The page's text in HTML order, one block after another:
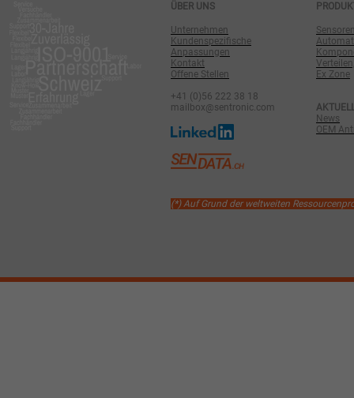
ÜBER UNS
Unternehmen
Kundenspezifische
Anpassungen
Kontakt
Offene Stellen
+41 (0)56 222 38 18
mailbox@sentronic.com
Ex Zone
News
OEM
(*) Auf Grund der weltweiten